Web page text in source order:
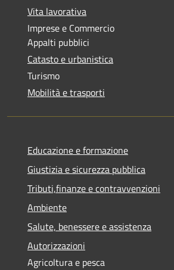
Vita lavorativa
Imprese e Commercio
Appalti pubblici
Catasto e urbanistica
Turismo
Mobilità e trasporti
Educazione e formazione
Giustizia e sicurezza pubblica
Tributi,finanze e contravvenzioni
Ambiente
Salute, benessere e assistenza
Autorizzazioni
Agricoltura e pesca